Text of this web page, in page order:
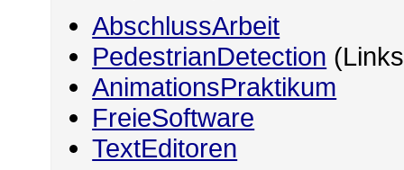
AbschlussArbeit
PedestrianDetection
AnimationsPraktikum
FreieSoftware
TextEditoren